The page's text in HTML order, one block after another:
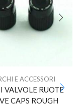
E ACCESSORI
VALVOLE RUOTE
CAPS ROUGH